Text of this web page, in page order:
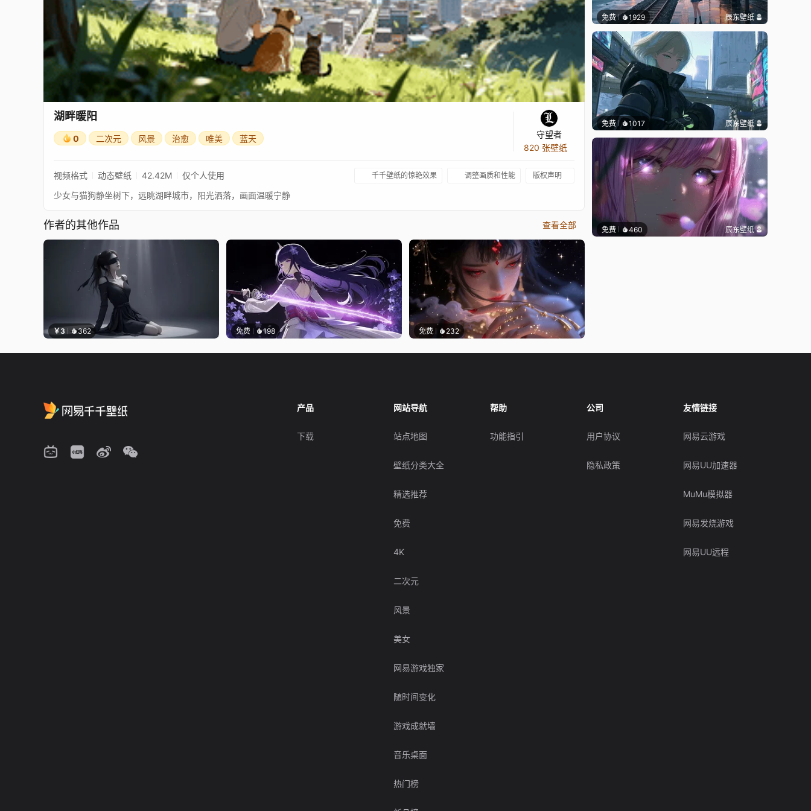
湖畔暖阳
0 二次元 风景 治愈 唯美 蓝天
守望者
820 张壁纸
视频格式 动态壁纸 42.42M 仅个人使用 千千壁纸的惊艳效果 调整画质和性能 版权声明
少女与猫狗静坐树下，远眺湖畔城市，阳光洒落，画面温暖宁静
作者的其他作品 查看全部
￥3 362 免费 198 免费 232
免费 1929 辰东壁纸
免费 1017 辰东壁纸
免费 460 辰东壁纸
产品
下载
网站导航
站点地图
壁纸分类大全
精选推荐
免费
4K
二次元
风景
美女
网易游戏独家
随时间变化
游戏成就墙
音乐桌面
热门榜
帮助
功能指引
公司
用户协议
隐私政策
友情链接
网易云游戏
网易UU加速器
MuMu模拟器
网易发烧游戏
网易UU远程